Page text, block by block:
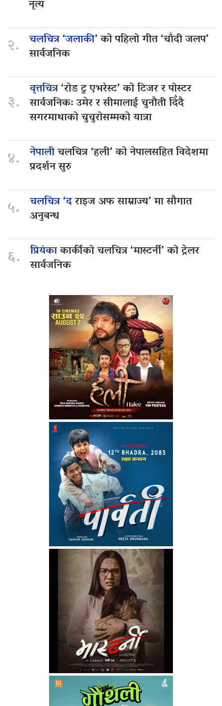
नृत्य
२. चलचित्र ‘जलाकी’को पहिलो गीत ‘चाँदी जलप’
सार्वजनिक
३.
वृत्तचित्र‘रोड टु एभरेस्ट’ को टिजर र पोस्टर
सार्वजनिक: उमेर र सीमालाई चुनौती दिँदै
सगरमाथाको चुचुरोसम्मको यात्रा
४. नेपालीचलचित्र ‘हली’ को नेपालसहित विदेशमा
प्रदर्शन सुरु
५. चलचित्र ‘दराइज अफ साम्राज्य’ मा सौगात
अनुबन्ध
६. प्रियंकाकार्कीको चलचित्र ‘मास्टर्नी’ को ट्रेलर
सार्वजनिक